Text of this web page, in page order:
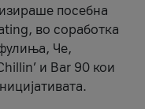
посебна
во соработка
Че,
и Bar 90 кои